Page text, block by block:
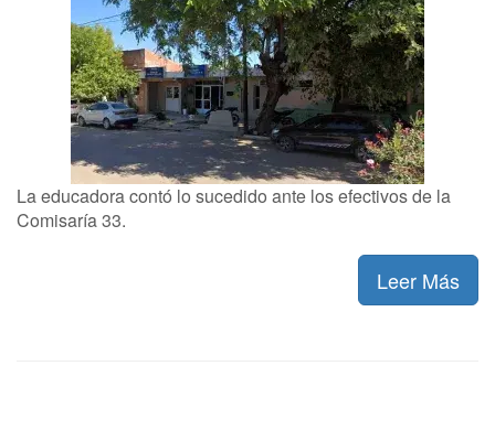
La educadora contó lo sucedido ante los efectivos de la
Comisaría 33.
Leer Más